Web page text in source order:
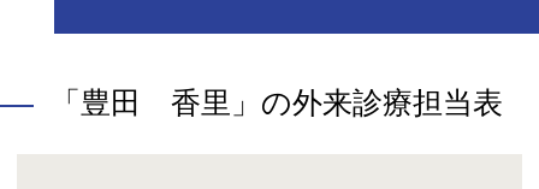
「豊田 香里」の外来診療担当表